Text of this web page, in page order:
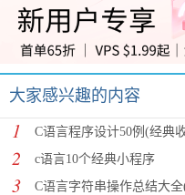
大家感兴趣的内容
1 C语言程序设计50例(经典
2 c语言10个经典小程序
3 C语言字符串操作总结大